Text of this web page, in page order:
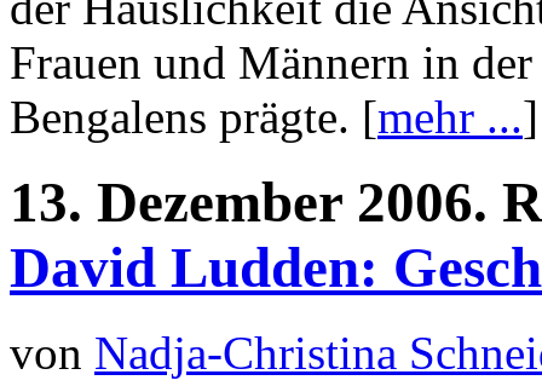
Frauen und Männern in
Bengalens prägte. [mehr ...]
13. Dezember 2006.
David Ludden:
von Nadja-Christina